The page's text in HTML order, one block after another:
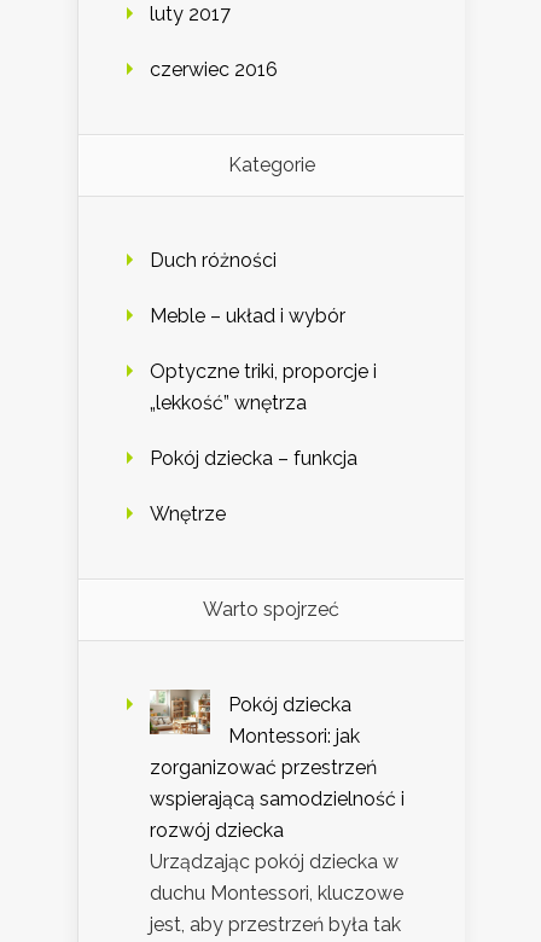
luty 2017
czerwiec 2016
Kategorie
Duch różności
Meble – układ i wybór
Optyczne triki, proporcje i
„lekkość” wnętrza
Pokój dziecka – funkcja
Wnętrze
Warto spojrzeć
Pokój dziecka
Montessori: jak
zorganizować przestrzeń
wspierającą samodzielność i
rozwój dziecka
Urządzając pokój dziecka w
duchu Montessori, kluczowe
jest, aby przestrzeń była tak